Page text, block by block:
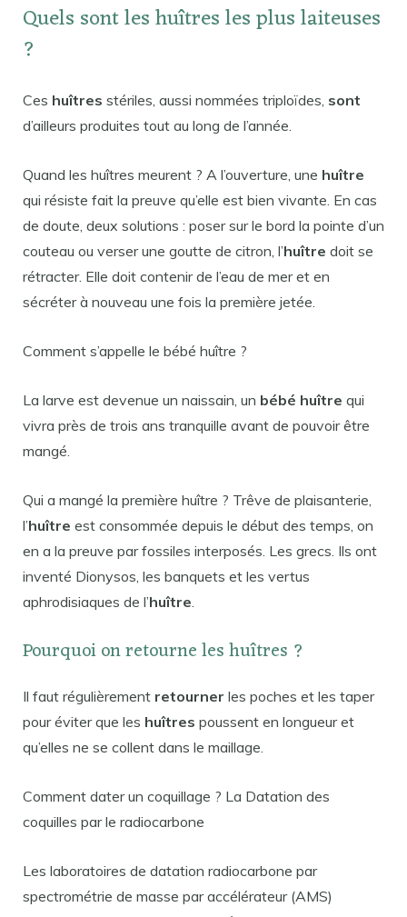
Quels sont les huîtres les plus laiteuses
?
Ces huîtres stériles, aussi nommées triploïdes, sont
d’ailleurs produites tout au long de l’année.
Quand les huîtres meurent ? A l’ouverture, une huître
qui résiste fait la preuve qu’elle est bien vivante. En cas
de doute, deux solutions : poser sur le bord la pointe d’un
couteau ou verser une goutte de citron, l’huître doit se
rétracter. Elle doit contenir de l’eau de mer et en
sécréter à nouveau une fois la première jetée.
Comment s’appelle le bébé huître ?
La larve est devenue un naissain, un bébé huître qui
vivra près de trois ans tranquille avant de pouvoir être
mangé.
Qui a mangé la première huître ? Trêve de plaisanterie,
l’huître est consommée depuis le début des temps, on
en a la preuve par fossiles interposés. Les grecs. Ils ont
inventé Dionysos, les banquets et les vertus
aphrodisiaques de l’huître.
Pourquoi on retourne les huîtres ?
Il faut régulièrement retourner les poches et les taper
pour éviter que les huîtres poussent en longueur et
qu’elles ne se collent dans le maillage.
Comment dater un coquillage ? La Datation des
coquilles par le radiocarbone
Les laboratoires de datation radiocarbone par
spectrométrie de masse par accélérateur (AMS)